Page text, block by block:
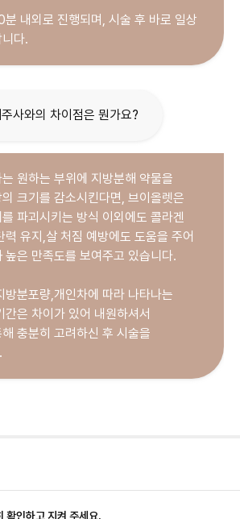
내외로 진행되며, 시술 후 바로 일상
다.
사와의 차이점은 뭔가요?
원하는 부위에 지방분해 약물을
크기를 감소시킨다면, 브이올렛은
파괴시키는 방식 이외에도 콜라겐
력 유지,살 처짐 예방에도 도움을 주어
높은 만족도를 보여주고 있습니다.
방분포량,개인차에 따라 나타나는
간은 차이가 있어 내원하셔서
충분히 고려하신 후 시술을
확인하고 지켜 주세요.